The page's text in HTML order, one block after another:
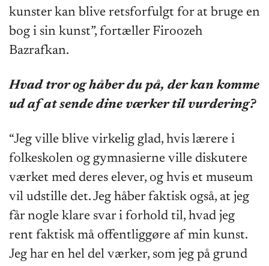
kunster kan blive retsforfulgt for at bruge en
bog i sin kunst”, fortæller Firoozeh
Bazrafkan.
Hvad tror og håber du på, der kan komme
ud af at sende dine værker til vurdering?
“Jeg ville blive virkelig glad, hvis lærere i
folkeskolen og gymnasierne ville diskutere
værket med deres elever, og hvis et museum
vil udstille det. Jeg håber faktisk også, at jeg
får nogle klare svar i forhold til, hvad jeg
rent faktisk må offentliggøre af min kunst.
Jeg har en hel del værker, som jeg på grund